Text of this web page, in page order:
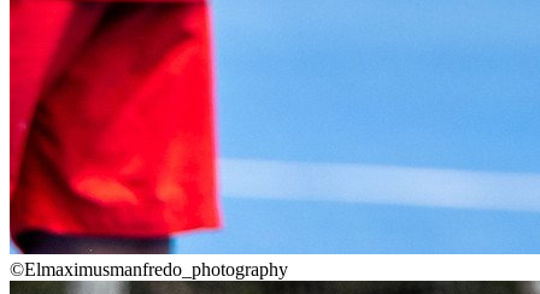
©Elmaximusmanfredo_photography